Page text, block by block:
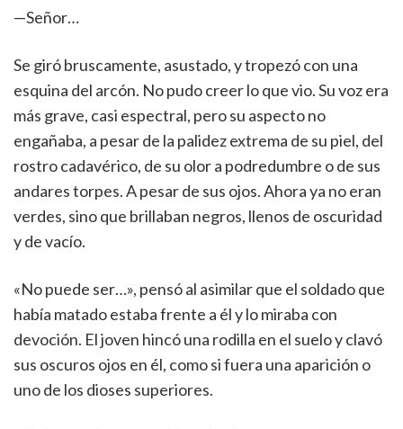
—Señor…
Se giró bruscamente, asustado, y tropezó con una
esquina del arcón. No pudo creer lo que vio. Su voz era
más grave, casi espectral, pero su aspecto no
engañaba, a pesar de la palidez extrema de su piel, del
rostro cadavérico, de su olor a podredumbre o de sus
andares torpes. A pesar de sus ojos. Ahora ya no eran
verdes, sino que brillaban negros, llenos de oscuridad
y de vacío.
«No puede ser…», pensó al asimilar que el soldado que
había matado estaba frente a él y lo miraba con
devoción. El joven hincó una rodilla en el suelo y clavó
sus oscuros ojos en él, como si fuera una aparición o
uno de los dioses superiores.